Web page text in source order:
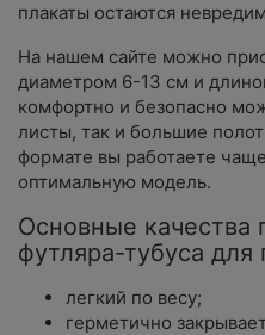
плакаты остаются
На нашем сайте можно
диаметром 6-13 см и
комфортно и безопасно
листы, так и большие
формате вы работаете
оптимальную модель.
Основные качества
футляра-тубуса для
легкий по весу;
герметично